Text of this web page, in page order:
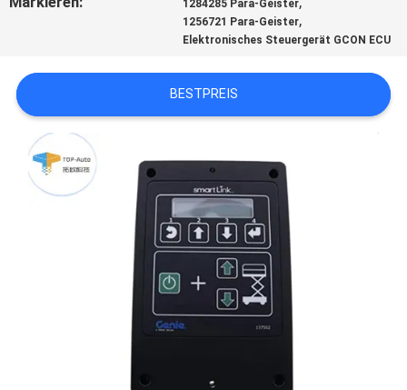
FORDERN
SIE
EIN
1284285 Para-Geister
1256721 Para-Geister,
Elektronisches Steuergerät GCON ECU
BESTPREIS